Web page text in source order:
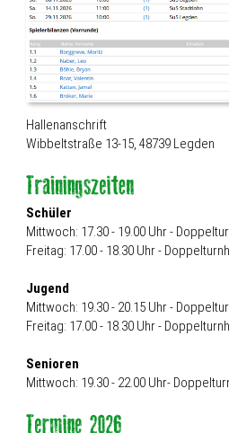
Hallenanschrift
Wibbeltstraße 13-15, 48739 Legden
Schüler
Mittwoch: 17.30 - 19.00 Uhr -
Freitag: 17.00 - 18.30 Uhr -
Jugend
Mittwoch: 19.30 - 20.15 Uhr -
Freitag: 17.00 - 18.30 Uhr -
Senioren
Mittwoch: 19.30 - 22.00 Uhr-